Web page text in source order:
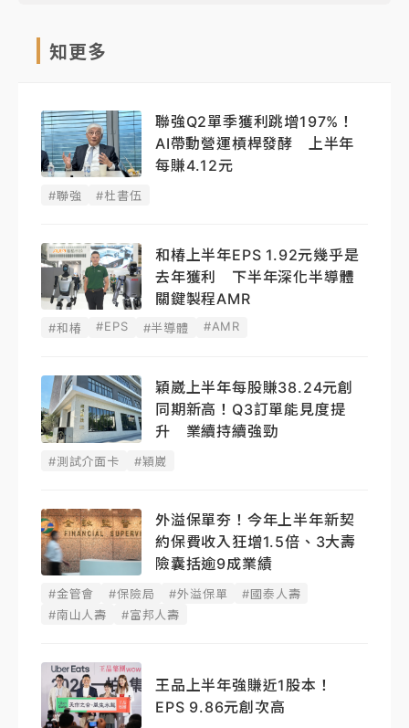
知更多
聯強Q2單季獲利跳增197%！
AI帶動營運槓桿發酵 上半年
每賺4.12元
#聯強 #杜書伍
和椿上半年EPS 1.92元幾乎是
去年獲利 下半年深化半導體
關鍵製程AMR
#和椿 #EPS #半導體 #AMR
穎崴上半年每股賺38.24元創
同期新高！Q3訂單能見度提
升 業續持續強勁
#測試介面卡 #穎崴
外溢保單夯！今年上半年新契
約保費收入狂增1.5倍、3大壽
險囊括逾9成業績
#金管會 #保險局 #外溢保單
#國泰人壽
#南山人壽
#富邦人壽
王品上半年強賺近1股本！
EPS 9.86元創次高